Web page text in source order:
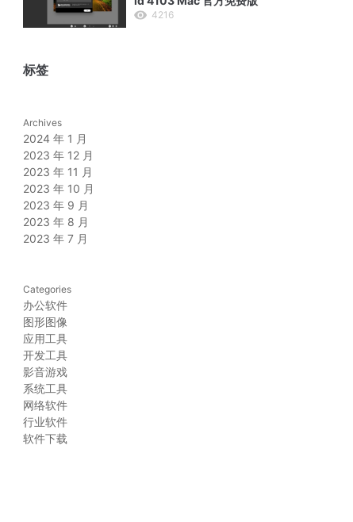
4216
标签
Archives
2024 年 1 月
2023 年 12 月
2023 年 11 月
2023 年 10 月
2023 年 9 月
2023 年 8 月
2023 年 7 月
Categories
办公软件
图形图像
应用工具
开发工具
影音游戏
系统工具
网络软件
行业软件
软件下载